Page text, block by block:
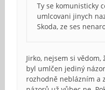
Ty se komunisticky
umlcovani jinych
Skoda, ze ses
Jirko, nejsem si vědom,
byl umlčen jediný
rozhodně neblázním a